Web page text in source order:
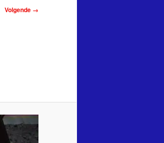
Volgende →